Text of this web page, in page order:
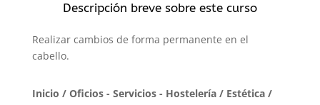
Descripción breve sobre este curso
Realizar cambios de forma permanente en el
cabello.
Inicio / Oficios - Servicios - Hostelería/ Estética/